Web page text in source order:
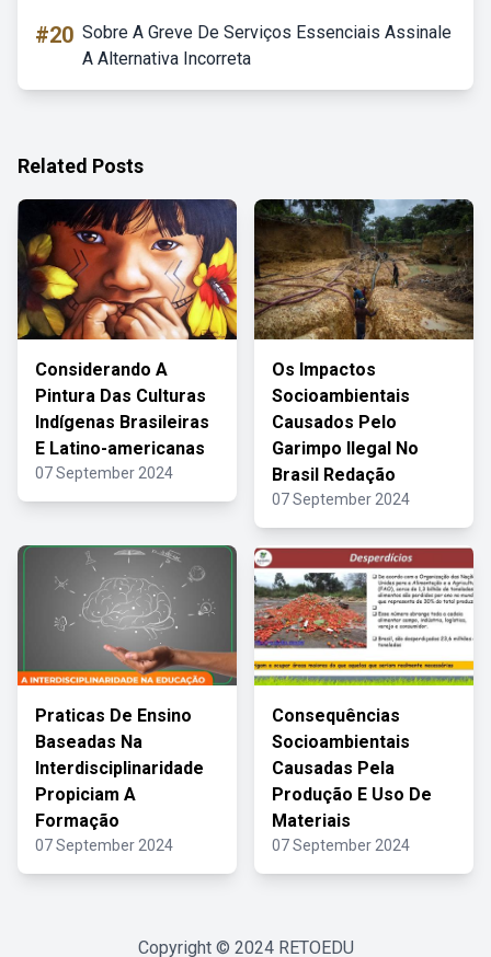
#20 Sobre A Greve De Serviços Essenciais Assinale
A Alternativa Incorreta
Related Posts
Considerando A
Pintura Das Culturas
Indígenas Brasileiras
E Latino-americanas
07 September 2024
Os Impactos
Socioambientais
Causados Pelo
Garimpo Ilegal No
Brasil Redação
07 September 2024
Praticas De Ensino
Baseadas Na
Interdisciplinaridade
Propiciam A
Formação
07 September 2024
Consequências
Socioambientais
Causadas Pela
Produção E Uso De
Materiais
07 September 2024
Copyright © 2024 RETOEDU